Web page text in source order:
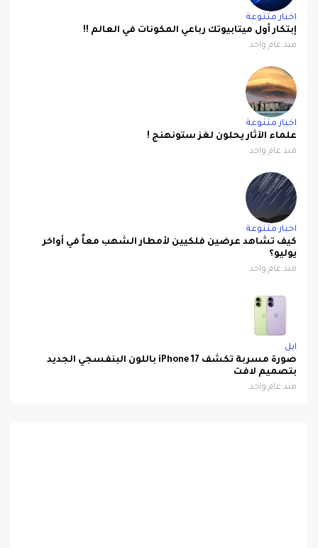
اخبار متنوعة
إبتكار أول ميتابيوتك رباعي المكونات في العالم !!
منذ عام واحد
اخبار متنوعة
علماء الآثار يحلون لغز ستونهنج !
منذ عام واحد
اخبار متنوعة
كيف تشاهد عرضين فلكيين لأمطار الشهب معاً في أواخر
يوليو؟
منذ عام واحد
ابل
صورة مسربة تكشف iPhone 17 باللون البنفسجي الجديد
بتصميم لافت
منذ عام واحد